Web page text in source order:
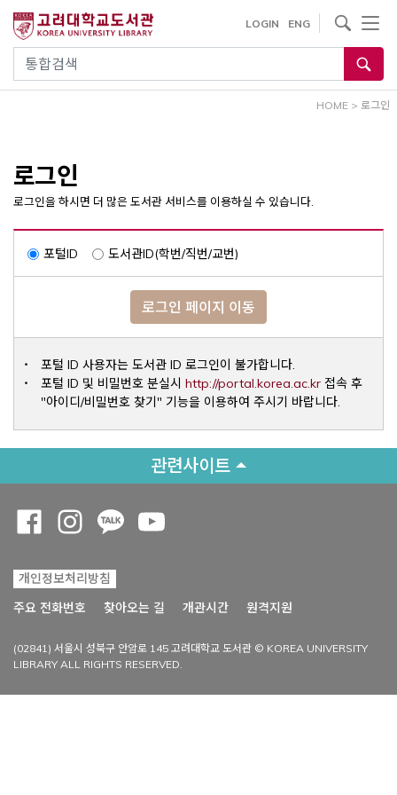
건
통합검색
LOGIN ENG
사이트내 검색
HOME > 로그인
로그인
로그인을 하시면 더 많은 도서관 서비스를 이용하실 수 있습니다.
포털ID 도서관ID(학번/직번/교번)
로그인 페이지 이동
포털 ID 사용자는 도서관 ID 로그인이 불가합니다.
포털 ID 및 비밀번호 분실시 http://portal.korea.ac.krOpens a
접속 후
"아이디/비밀번호 찾기" 기능을 이용하여 주시기 바랍니다.
관련사이트
개인정보처리방침
주요 전화번호
찾아오는 길 개관시간 원격지원
(02841) 서울시 성북구 안암로 145 고려대학교 도서관 © KOREA UNIVERSITY
LIBRARY ALL RIGHTS RESERVED.
Opens a new window
Opens a new window
Opens a new window